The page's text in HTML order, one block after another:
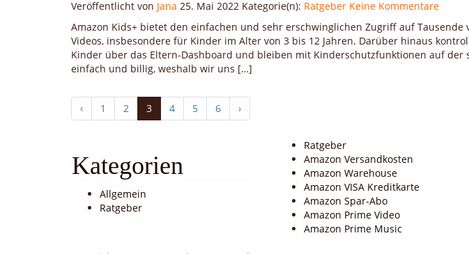
Veröffentlicht von Jana 25. Mai 2022 Kategorie(n): Ratgeber Keine Kommentare
Amazon Kids+ bietet den einfachen und sehr erschwinglichen Zugriff auf Tausende
Videos, insbesondere für Kinder im Alter von 3 bis 12 Jahren. Darüber hinaus
Kinder über das Eltern-Dashboard und bleiben mit Kinderschutzfunktionen auf der
einfach und billig, weshalb wir uns […]
‹ 1 2 3 4 5 6 ›
Kategorien
Allgemein
Ratgeber
Ratgeber
Amazon Versandkosten
Amazon Warehouse
Amazon VISA Kreditkarte
Amazon Spar-Abo
Amazon Prime Video
Amazon Prime Music